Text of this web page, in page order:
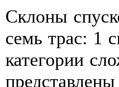
Склоны
семь трас: 1
категории